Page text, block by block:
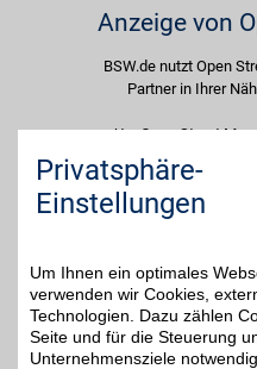
Anzeige von
BSW.de nutzt Open
Partner in Ihrer
Um Open Street
bitte Ihre Cookie-
Sie "Externe Inhalte".
jederzeit über die
unteren
Privatsphäre-
Einstellungen
Um Ihnen ein optimales
verwenden wir Cookies,
Technologien. Dazu zählen
Seite und für die Steuerung
Unternehmensziele